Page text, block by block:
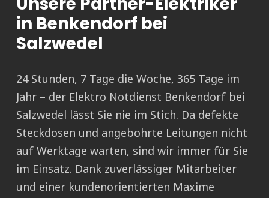
in Benkendorf bei
Salzwedel
24 Stunden, 7 Tage die Woche, 365 Tage im
Jahr – der Elektro Notdienst Benkendorf bei
Salzwedel lässt Sie nie im Stich. Da defekte
Steckdosen und angebohrte Leitungen nicht
auf Werktage warten, sind wir immer für Sie
im Einsatz. Dank zuverlässiger Mitarbeiter
und einer kundenorientierten Maxime